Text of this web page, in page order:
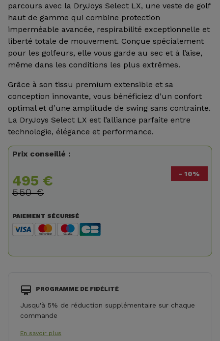
parcours avec la DryJoys Select LX, une veste de golf
haut de gamme qui combine protection
imperméable avancée, respirabilité exceptionnelle et
liberté totale de mouvement. Conçue spécialement
pour les golfeurs, elle vous garde au sec et à l’aise,
même dans les conditions les plus extrêmes.
Grâce à son tissu premium extensible et sa
conception innovante, vous bénéficiez d’un confort
optimal et d’une amplitude de swing sans contrainte.
La DryJoys Select LX est l’alliance parfaite entre
technologie, élégance et performance.
Prix conseillé :
495 €
550 €
- 10%
PAIEMENT SÉCURISÉ
PROGRAMME DE FIDÉLITÉ
Jusqu'à 5% de réduction supplémentaire sur chaque
commande
En savoir plus